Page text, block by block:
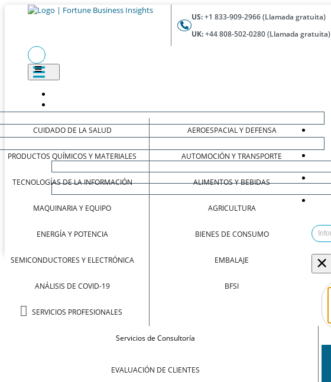
US:+1 833-909-2966 (Llamada gratuita)
UK:+44 808-502-0280 (Llamada gratuita)
CUIDADO DE LA SALUD
PRODUCTOS QUÍMICOS Y MATERIALES
TECNOLOGÍAS DE LA INFORMACIÓN
MAQUINARIA Y EQUIPO
ENERGÍA Y POTENCIA
SEMICONDUCTORES Y ELECTRÓNICA
ANÁLISIS DE COVID-19
SERVICIOS PROFESIONALES
AEROESPACIAL Y DEFENSA
AUTOMOCIÓN Y TRANSPORTE
ALIMENTOS Y BEBIDAS
AGRICULTURA
BIENES DE CONSUMO
EMBALAJE
BFSI
Servicios de Consultoría
EVALUACIÓN DE CLIENTES
×